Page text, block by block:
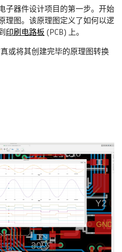
子器件设计项目的第一步。开始
理图。该原理图定义了如何以逻
印刷电路板 (PCB) 上。
或将其创建完毕的原理图转换